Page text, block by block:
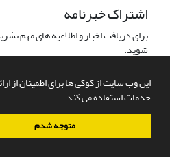
این وب سایت از کوکی ها برای اطمینان از
خدمات استفاده می کند.
متوجه شدم
اشتراک خبرنامه
برای دریافت اخبار و اطلاعیه های مهم
شوید.
سامانه مدیریت نشریات علمی.طراحی و